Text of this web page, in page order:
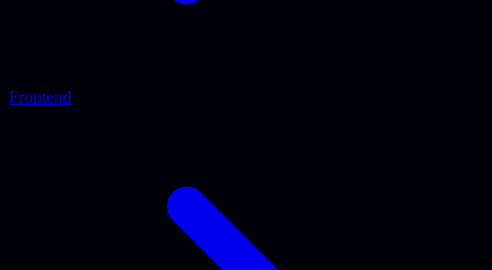
Frontend